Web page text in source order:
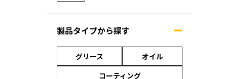
製品タイプから探す
グリース
オイル
コーティング